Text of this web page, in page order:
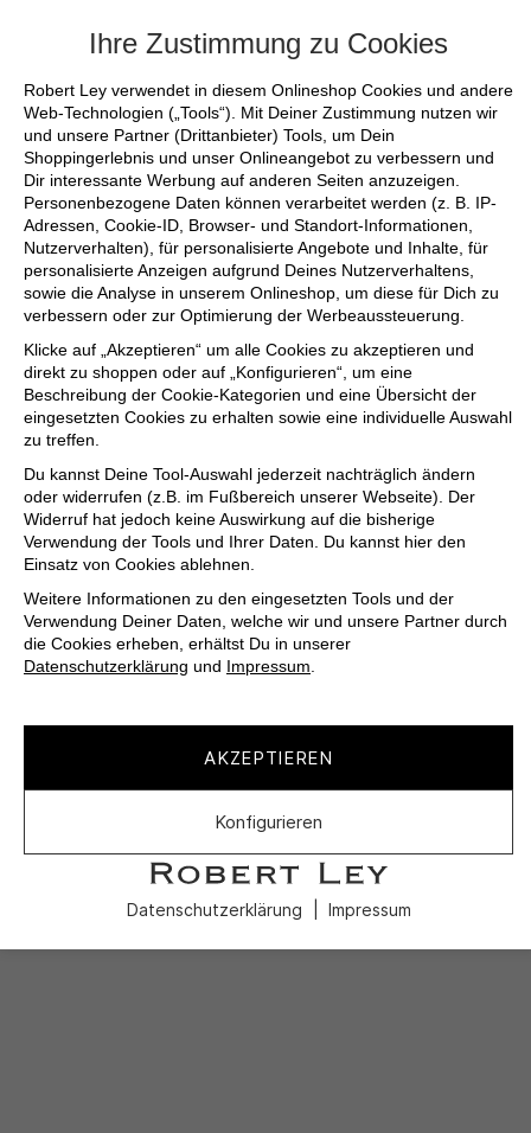
Ihre Zustimmung zu Cookies
Robert Ley verwendet in diesem Onlineshop Cookies und andere
Web-Technologien („Tools“). Mit Deiner Zustimmung nutzen wir
und unsere Partner (Drittanbieter) Tools, um Dein
Shoppingerlebnis und unser Onlineangebot zu verbessern und
Dir interessante Werbung auf anderen Seiten anzuzeigen.
Personenbezogene Daten können verarbeitet werden (z. B. IP-
Adressen, Cookie-ID, Browser- und Standort-Informationen,
Nutzerverhalten), für personalisierte Angebote und Inhalte, für
personalisierte Anzeigen aufgrund Deines Nutzerverhaltens,
sowie die Analyse in unserem Onlineshop, um diese für Dich zu
verbessern oder zur Optimierung der Werbeaussteuerung.
Klicke auf „Akzeptieren“ um alle Cookies zu akzeptieren und
direkt zu shoppen oder auf „Konfigurieren“, um eine
Beschreibung der Cookie-Kategorien und eine Übersicht der
eingesetzten Cookies zu erhalten sowie eine individuelle Auswahl
zu treffen.
Du kannst Deine Tool-Auswahl jederzeit nachträglich ändern
oder widerrufen (z.B. im Fußbereich unserer Webseite). Der
Widerruf hat jedoch keine Auswirkung auf die bisherige
Verwendung der Tools und Ihrer Daten. Du kannst hier den
Einsatz von Cookies ablehnen.
Weitere Informationen zu den eingesetzten Tools und der
Verwendung Deiner Daten, welche wir und unsere Partner durch
die Cookies erheben, erhältst Du in unserer
Datenschutzerklärung und Impressum.
AKZEPTIEREN
Konfigurieren
Datenschutzerklärung Impressum